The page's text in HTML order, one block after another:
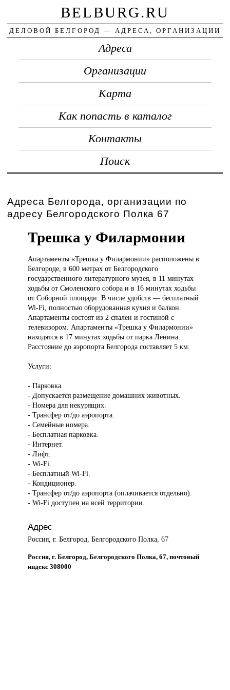
BELBURG.RU
ДЕЛОВОЙ БЕЛГОРОД — АДРЕСА, ОРГАНИЗАЦИИ
Адреса
Организации
Карта
Как попасть в каталог
Контакты
Поиск
Адреса Белгорода, организации по
адресу Белгородского Полка 67
Трешка у Филармонии
Апартаменты «Трешкау Филармонии» расположены в
Белгороде, в 600 метрах от Белгородского
государственного литературного музея, в 11 минутах
ходьбы от Смоленского собора и в 16 минутах ходьбы
от Соборной площади. В числе удобств — бесплатный
Wi-Fi, полностью оборудованная кухня и балкон.
Апартаменты состоят из 2 спален и гостиной с
телевизором. Апартаменты «Трешка у Филармонии»
находятся в 17 минутах ходьбы от парка Ленина.
Расстояние до аэропорта Белгорода составляет 5 км.
Услуги:
- Парковка.
- Допускается размещение домашних животных.
- Номера для некурящих.
- Трансфер от/до аэропорта.
- Семейные номера.
- Бесплатная парковка.
- Интернет.
- Лифт.
- Wi-Fi.
- Бесплатный Wi-Fi.
- Кондиционер.
- Трансфер от/до аэропорта (оплачивается отдельно).
- Wi-Fi доступен на всей территории.
Адрес
Россия, г. Белгород, Белгородского Полка, 67
Россия, г. Белгород, Белгородского Полка, 67, почтовый
индекс 308000